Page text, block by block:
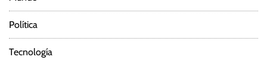
Política
Tecnología